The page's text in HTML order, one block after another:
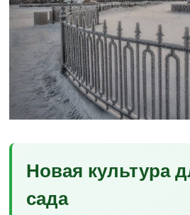
Новая культура
сада